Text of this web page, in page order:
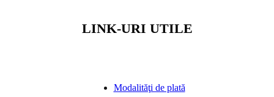
LINK-URI UTILE
Modalităţi de plată